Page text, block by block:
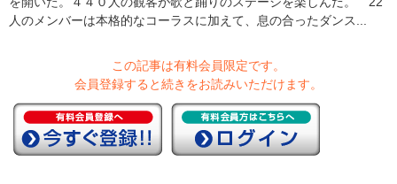
人のメンバーは本格的なコーラスに加えて、息の合ったダンス...
この記事は有料会員限定です。
会員登録すると続きをお読みいただけます。